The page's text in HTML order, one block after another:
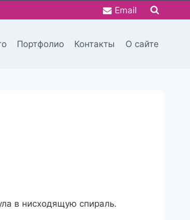
Email
Портфолио Контакты О сайте
в нисходящую спираль.